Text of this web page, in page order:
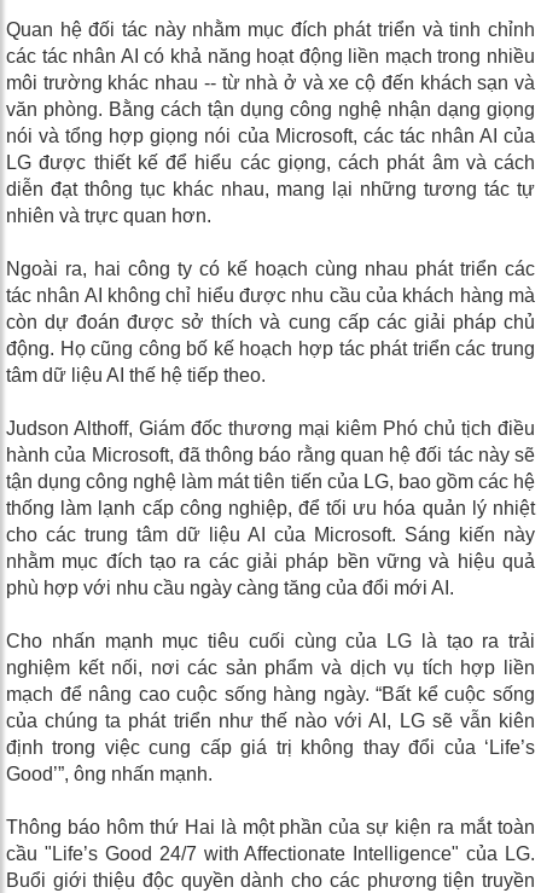
Quan hệ đối tác này nhằm mục đích phát triển và tinh chỉnh
các tác nhân AI có khả năng hoạt động liền mạch trong nhiều
môi trường khác nhau -- từ nhà ở và xe cộ đến khách sạn và
văn phòng. Bằng cách tận dụng công nghệ nhận dạng giọng
nói và tổng hợp giọng nói của Microsoft, các tác nhân AI của
LG được thiết kế để hiểu các giọng, cách phát âm và cách
diễn đạt thông tục khác nhau, mang lại những tương tác tự
nhiên và trực quan hơn.
Ngoài ra, hai công ty có kế hoạch cùng nhau phát triển các
tác nhân AI không chỉ hiểu được nhu cầu của khách hàng mà
còn dự đoán được sở thích và cung cấp các giải pháp chủ
động. Họ cũng công bố kế hoạch hợp tác phát triển các trung
tâm dữ liệu AI thế hệ tiếp theo.
Judson Althoff, Giám đốc thương mại kiêm Phó chủ tịch điều
hành của Microsoft, đã thông báo rằng quan hệ đối tác này sẽ
tận dụng công nghệ làm mát tiên tiến của LG, bao gồm các hệ
thống làm lạnh cấp công nghiệp, để tối ưu hóa quản lý nhiệt
cho các trung tâm dữ liệu AI của Microsoft. Sáng kiến ​​này
nhằm mục đích tạo ra các giải pháp bền vững và hiệu quả
phù hợp với nhu cầu ngày càng tăng của đổi mới AI.
Cho nhấn mạnh mục tiêu cuối cùng của LG là tạo ra trải
nghiệm kết nối, nơi các sản phẩm và dịch vụ tích hợp liền
mạch để nâng cao cuộc sống hàng ngày. “Bất kể cuộc sống
của chúng ta phát triển như thế nào với AI, LG sẽ vẫn kiên
định trong việc cung cấp giá trị không thay đổi của ‘Life’s
Good’”, ông nhấn mạnh.
Thông báo hôm thứ Hai là một phần của sự kiện ra mắt toàn
cầu "Life’s Good 24/7 with Affectionate Intelligence" của LG.
Buổi giới thiệu độc quyền dành cho các phương tiện truyền